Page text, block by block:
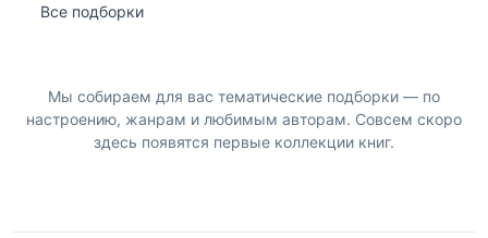
Все подборки
Мы собираем для вас тематические подборки — по
настроению, жанрам и любимым авторам. Совсем скоро
здесь появятся первые коллекции книг.